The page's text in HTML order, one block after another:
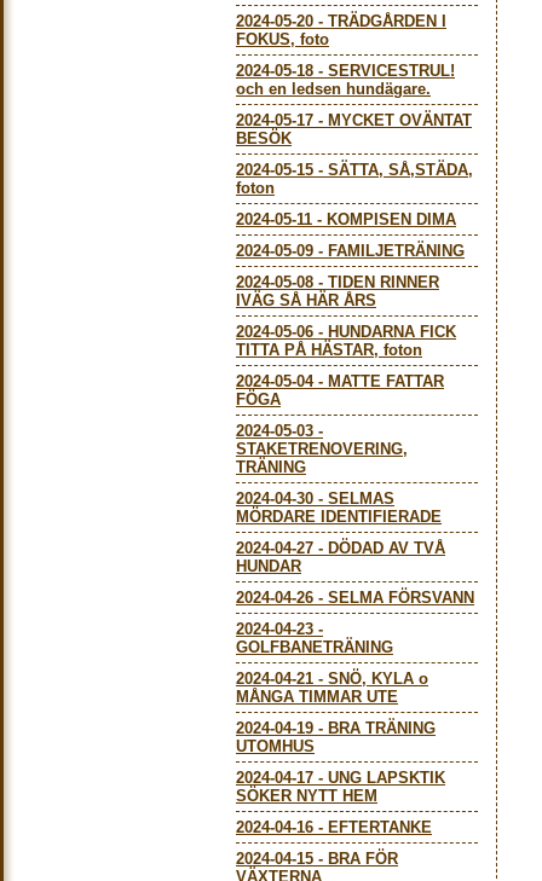
2024-05-20 - TRÄDGÅRDEN I
FOKUS, foto
2024-05-18 - SERVICESTRUL!
och en ledsen hundägare.
2024-05-17 - MYCKET OVÄNTAT
BESÖK
2024-05-15 - SÄTTA, SÅ,STÄDA,
foton
2024-05-11 - KOMPISEN DIMA
2024-05-09 - FAMILJETRÄNING
2024-05-08 - TIDEN RINNER
IVÄG SÅ HÄR ÅRS
2024-05-06 - HUNDARNA FICK
TITTA PÅ HÄSTAR, foton
2024-05-04- MATTE FATTAR
FÖGA
2024-05-03 -
STAKETRENOVERING,
TRÄNING
2024-04-30 - SELMAS
MÖRDARE IDENTIFIERADE
2024-04-27 - DÖDAD AV TVÅ
HUNDAR
2024-04-26 - SELMA FÖRSVANN
2024-04-23 -
GOLFBANETRÄNING
2024-04-21 - SNÖ, KYLA o
MÅNGA TIMMAR UTE
2024-04-19 - BRA TRÄNING
UTOMHUS
2024-04-17 - UNG LAPSKTIK
SÖKER NYTT HEM
2024-04-16 - EFTERTANKE
2024-04-15 - BRA FÖR
VÄXTERNA